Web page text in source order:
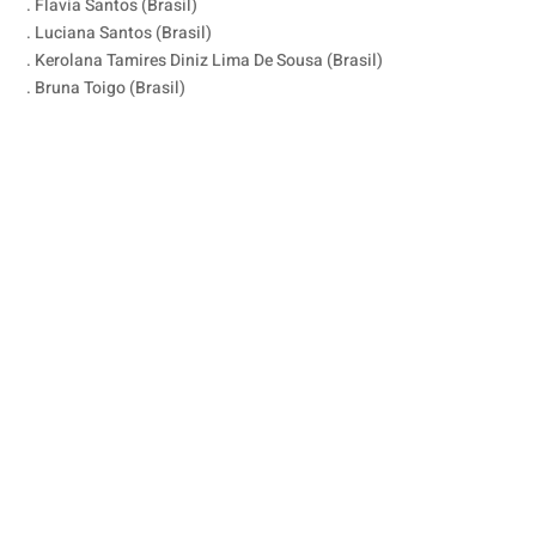
. Flavia Santos (Brasil)
. Luciana Santos (Brasil)
. Kerolana Tamires Diniz Lima De Sousa (Brasil)
. Bruna Toigo (Brasil)